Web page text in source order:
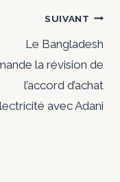
SUIVANT
Le Bangladesh
la révision de
l’accord d’achat
avec Adani